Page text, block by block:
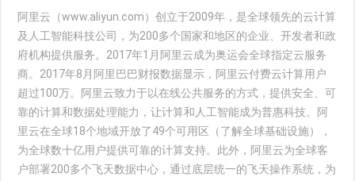
阿里云（www.aliyun.com）创立于2009年，是全球领先的云计算
及人工智能科技公司，为200多个国家和地区的企业、开发者和政
府机构提供服务。2017年1月阿里云成为奥运会全球指定云服务
商。2017年8月阿里巴巴财报数据显示，阿里云付费云计算用户
超过100万。阿里云致力于以在线公共服务的方式，提供安全、可
靠的计算和数据处理能力，让计算和人工智能成为普惠科技。阿
里云在全球18个地域开放了49个可用区（了解全球基础设施），
为全球数十亿用户提供可靠的计算支持。此外，阿里云为全球客
户部署200多个飞天数据中心，通过底层统一的飞天操作系统，为